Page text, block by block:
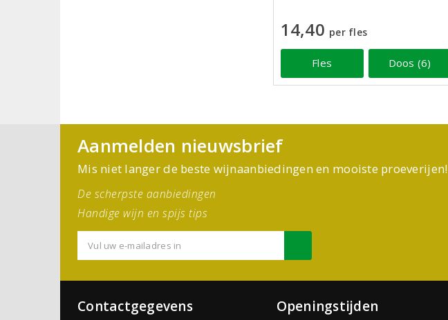
14,40 per fles
Fles Doos (6)
Aanmelden nieuwsbrief
Mis niet langer de beste wijnaanbiedingen en mooiste proeverijen!
De scherpste aanbiedingen
Handige wijn en spijs tips
Contactgegevens Openingstijden